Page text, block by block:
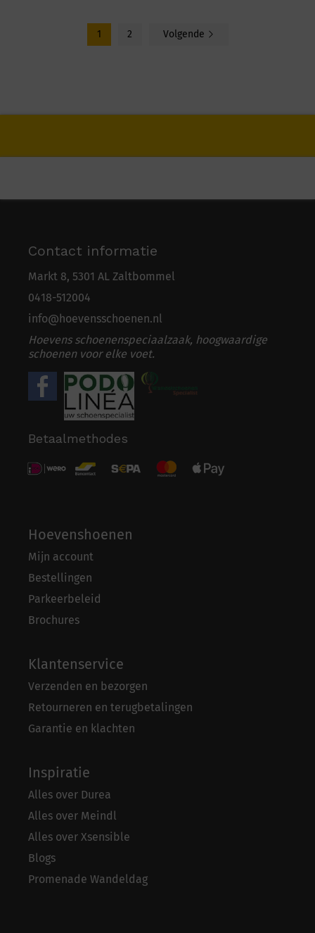
1 2 Volgende
Contact informatie
Markt 8, 5301 AL Zaltbommel
0418-512004
info@hoevensschoenen.nl
Hoevens schoenenspeciaalzaak, hoogwaardige
schoenen voor elke voet.
Betaalmethodes
Hoevenshoenen
Mijn account
Bestellingen
Parkeerbeleid
Brochures
Klantenservice
Verzenden en bezorgen
Retourneren en terugbetalingen
Garantie en klachten
Inspiratie
Alles over Durea
Alles over Meindl
Alles over Xsensible
Blogs
Promenade Wandeldag